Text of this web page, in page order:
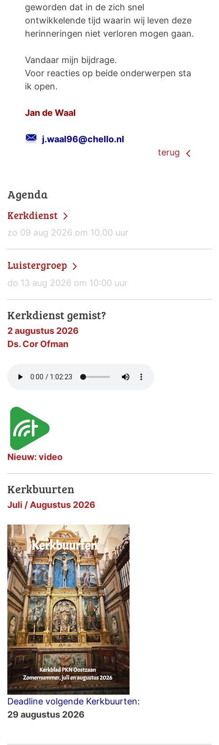
geworden dat in de zich snel
ontwikkelende tijd waarin wij leven deze
herinneringen niet verloren mogen gaan.
Vandaar mijn bijdrage.
Voor reacties op beide onderwerpen sta
ik open.
Jan de Waal
j.waal96@chello.nl
terug
Agenda
Kerkdienst
zo 09 aug 2026 om 10.00 uur
Luistergroep
do 13 aug 2026 om 10:00 uur
Kerkdienst gemist?
2 augustus 2026
Ds. Cor Ofman
Nieuw: video
Kerkbuurten
Juli / Augustus 2026
Deadline volgende Kerkbuurten:
29 augustus 2026